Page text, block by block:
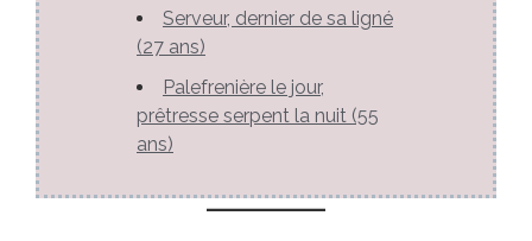
Serveur, dernier de sa ligné
(27 ans)
Palefrenière le jour,
prêtresse serpent la nuit (55
ans)